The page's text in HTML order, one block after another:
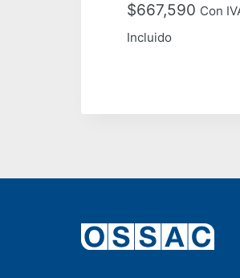
$667,590 Con
Incluido